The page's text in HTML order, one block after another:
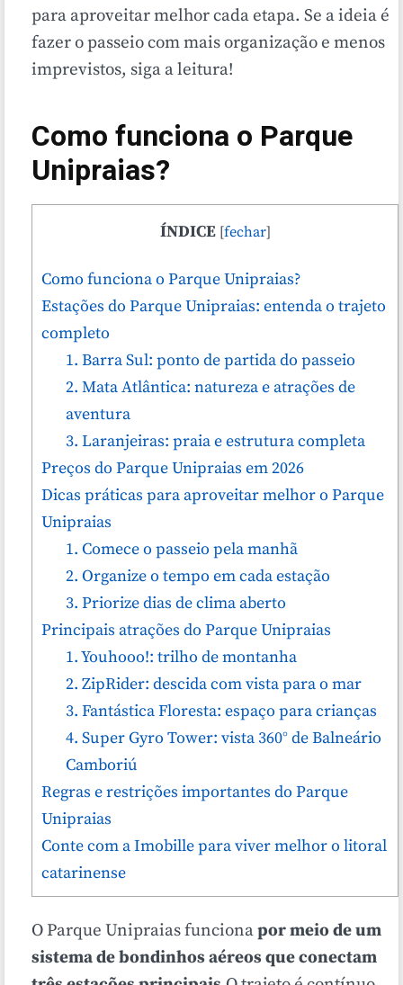
para aproveitar melhor cada etapa. Se a ideia é
fazer o passeio com mais organização e menos
imprevistos, siga a leitura!
Como funciona o Parque
Unipraias?
ÍNDICE [fechar]
Como funciona o Parque Unipraias?
Estações do Parque Unipraias: entenda o trajeto
completo
1. Barra Sul: ponto de partida do passeio
2. Mata Atlântica: natureza e atrações de
aventura
3. Laranjeiras: praia e estrutura completa
Preços do Parque Unipraias em 2026
Dicas práticas para aproveitar melhor o Parque
Unipraias
1. Comece o passeio pela manhã
2. Organize o tempo em cada estação
3. Priorize dias de clima aberto
Principais atrações do Parque Unipraias
1. Youhooo!: trilho de montanha
2. ZipRider: descida com vista para o mar
3. Fantástica Floresta: espaço para crianças
4. Super Gyro Tower: vista 360° de Balneário
Camboriú
Regras e restrições importantes do Parque
Unipraias
Conte com a Imobille para viver melhor o litoral
catarinense
O Parque Unipraias funcionapor meio de um
sistema de bondinhos aéreos que conectam